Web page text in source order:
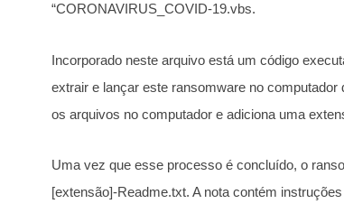
“CORONAVIRUS_COVID-19.vbs.
Incorporado neste arquivo está um código
extrair e lançar este ransomware no
os arquivos no computador e adiciona uma
Uma vez que esse processo é concluído, o
[extensão]-Readme.txt. A nota contém